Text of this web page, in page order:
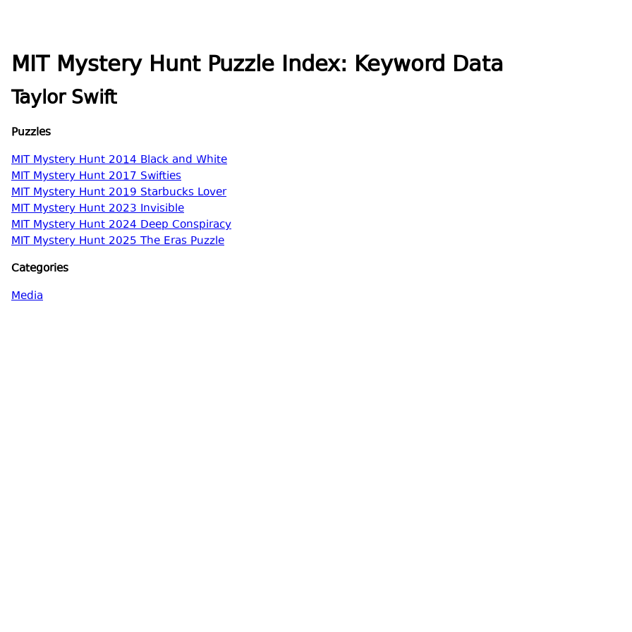
MIT Mystery Hunt Puzzle Index: Keyword Data
Taylor Swift
Puzzles
MIT Mystery Hunt 2014 Black and White
MIT Mystery Hunt 2017 Swifties
MIT Mystery Hunt 2019 Starbucks Lover
MIT Mystery Hunt 2023 Invisible
MIT Mystery Hunt 2024 Deep Conspiracy
MIT Mystery Hunt 2025 The Eras Puzzle
Categories
Media